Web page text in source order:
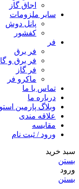
اجاق گاز
سایر ملزومات
پانل دوش
کفشور
فر
فر برق
فر برق و
فر گاز
ماكرو فر
تماس با ما
درباره ما
وبلاگ پارمین
علاقه مندی
مقایسه
ورود / ثبت نام
سبد خرید
بستن
ورود
بستن